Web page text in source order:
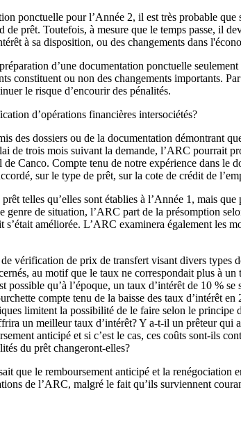
ponctuelle pour l’Année 2, il est très probable
prêt. Toutefois, à mesure que le temps passe, il
à sa disposition, ou des changements dans
d’une documentation ponctuelle
constituent ou non des changements importants.
le risque d’encourir des pénalités.
d’opérations financières intersociétés?
des dossiers ou de la documentation démontrant
de trois mois suivant la demande, l’ARC pourrait
Canco. Compte tenu de notre expérience dans
sur le type de prêt, sur la cote de crédit de
telles qu’elles sont établies à l’Année 1, mais
genre de situation, l’ARC part de la présomption
améliorée. L’ARC examinera également les
vérification de prix de transfert visant divers
au motif que le taux ne correspondait plus à
qu’à l’époque, un taux d’intérêt de 10 %
compte tenu de la baisse des taux d’intérêt
limitent la possibilité de le faire selon le
un meilleur taux d’intérêt? Y a-t-il un prêteur
anticipé et si c’est le cas, ces coûts sont-ils
du prêt changeront-elles?
que le remboursement anticipé et la renégociation
de l’ARC, malgré le fait qu’ils surviennent